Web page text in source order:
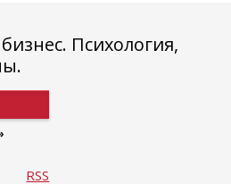
Психология,
RSS